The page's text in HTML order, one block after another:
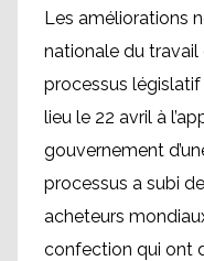
Les améliorations
nationale du
processus
lieu le 22 avril à
gouvernement
processus a subi
acheteurs
confection qui ont